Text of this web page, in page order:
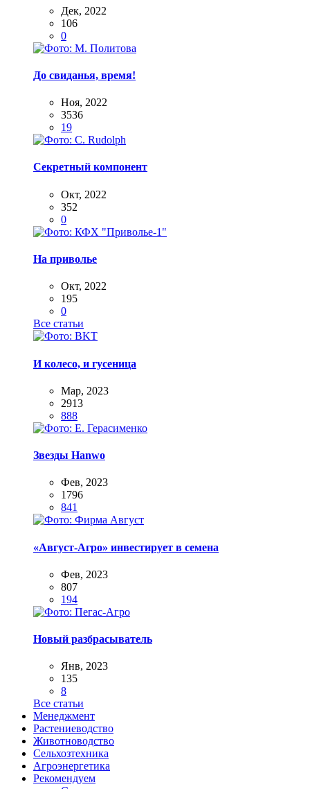
Дек, 2022
106
0
До свиданья, время!
Ноя, 2022
3536
19
Секретный компонент
Окт, 2022
352
0
На приволье
Окт, 2022
195
0
Все статьи
И колесо, и гусеница
Мар, 2023
2913
888
Звезды Hanwo
Фев, 2023
1796
841
«Август-Агро» инвестирует в семена
Фев, 2023
807
194
Новый разбрасыватель
Янв, 2023
135
8
Все статьи
Менеджмент
Растениеводство
Животноводство
Сельхозтехника
Агроэнергетика
Рекомендуем